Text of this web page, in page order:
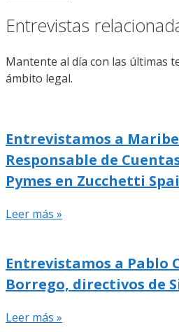
Entrevistas
Mantente al día con las últimas
ámbito legal.
Entrevistamos a
Responsable de
Pymes en Zucchetti
Leer más »
Entrevistamos a Pablo
Borrego, directivos de
Leer más »